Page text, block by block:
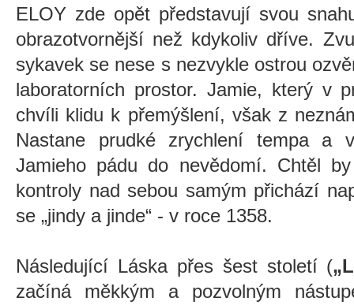
ELOY zde opět představují svou
obrazotvornější než kdykoliv dříve.
sykavek se nese s nezvykle ostrou
laboratorních prostor. Jamie, který v
chvíli klidu k přemýšlení, však z
Nastane prudké zrychlení tempa a
Jamieho pádu do nevědomí. Chtěl
kontroly nad sebou samým přichází
se „jindy a jinde“ - v roce 1358.
Následující Láska přes šest století (
začíná měkkým a pozvolným